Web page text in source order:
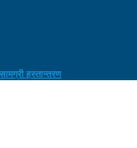
हस्तान्तरण